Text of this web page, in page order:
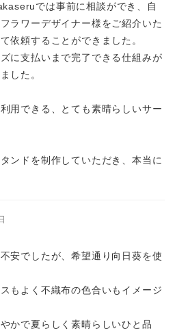
では事前に相談ができ、自
ラワーデザイナー様をご紹介いた
依頼することができました。
に支払いまで完了できる仕組みが
した。
用できる、とても素晴らしいサー
ンドを制作していただき、本当に
安でしたが、希望通り向日葵を使
もよく不織布の色合いもイメージ
かで夏らしく素晴らしいひと品